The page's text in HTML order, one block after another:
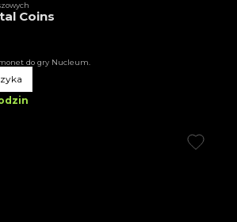
Coins
do gry Nucleum.